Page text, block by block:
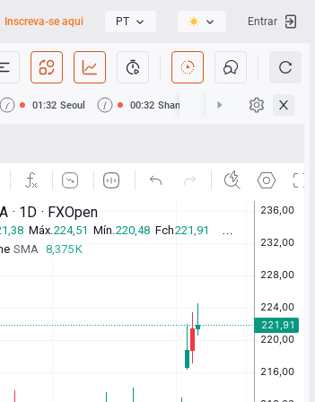
Inscreva-se aqui PT Entrar
01:32 Seoul 00:32 Shanghai 00:32 Hong